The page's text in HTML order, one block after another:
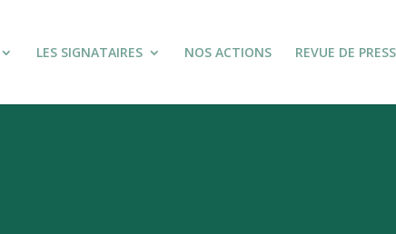
LES SIGNATAIRES NOS ACTIONS REVUE DE